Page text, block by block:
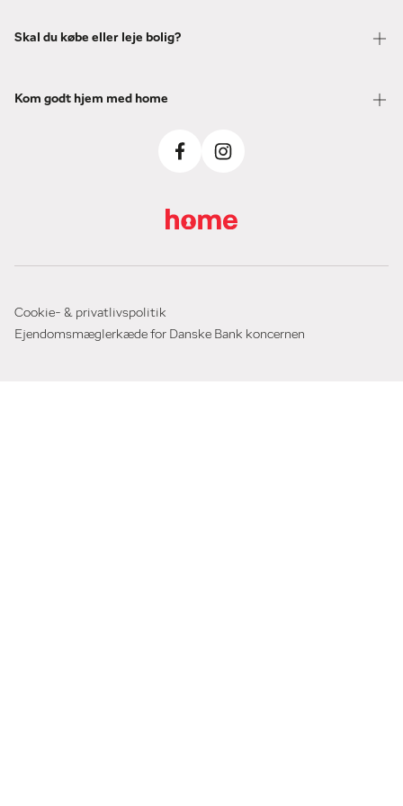
Skal du købe eller leje bolig?
Kom godt hjem med home
Cookie- & privatlivspolitik
Ejendomsmæglerkæde for Danske Bank koncernen